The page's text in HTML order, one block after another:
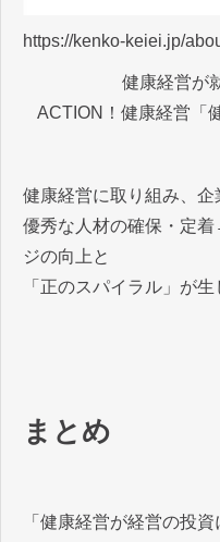
https://kenko-keiei.jp/
健康経営が
ACTION！健康経営「
健康経営に取り組み、企
優秀な人材の確保・定
ジの向上と
「正のスパイラル」が生
まとめ
「​​健康経営が経営の投資